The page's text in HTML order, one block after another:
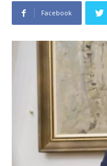
Facebook